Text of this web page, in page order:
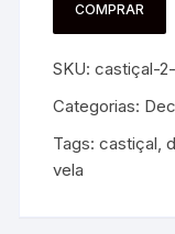
COMPRAR
SKU:castiçal-
Categorias:
Tags:castiçal,
vela